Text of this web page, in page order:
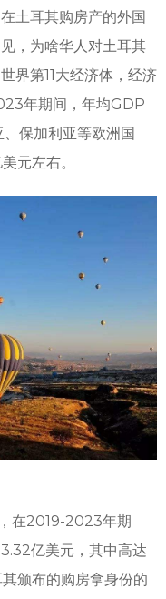
土耳其购房产的外国
，为啥华人对土耳其
界第11大经济体，经济
年期间，年均GDP
保加利亚等欧洲国
元左右。
在2019-2023年期
亿美元，其中高达
颁布的购房拿身份的